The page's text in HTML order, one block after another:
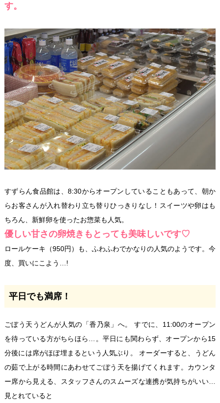
す。
すずらん食品館は、8:30からオープンしていることもあって、朝か
らお客さんが入れ替わり立ち替りひっきりなし！スイーツや卵はも
ちろん、新鮮卵を使ったお惣菜も人気。
優しい甘さの卵焼きもとっても美味しいです♡
ロールケーキ（950円）も、ふわふわでかなりの人気のようです。今
度、買いにこよう…!
平日でも満席！
ごぼう天うどんが人気の「香乃泉」へ。 すでに、11:00のオープン
を待っている方がちらほら…。平日にも関わらず、オープンから15
分後には席がほぼ埋まるという人気ぶり。 オーダーすると、うどん
の茹で上がる時間にあわせてごぼう天を揚げてくれます。カウンタ
ー席から見える、スタッフさんのスムーズな連携が気持ちがいい…
見とれていると